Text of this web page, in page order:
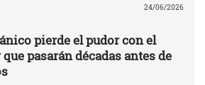
24/06/2026
pierde el pudor con el
pasarán décadas antes de